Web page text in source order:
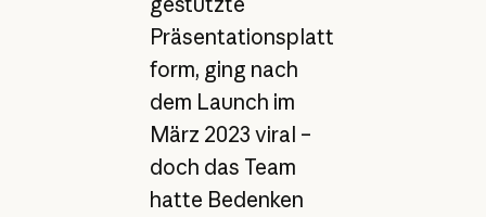
Präsentationsplatt
form, ging nach
dem Launch im
März 2023 viral –
doch das Team
hatte Bedenken